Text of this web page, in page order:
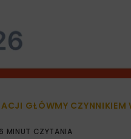
GŁÓWMY
MINUT CZYTANIA